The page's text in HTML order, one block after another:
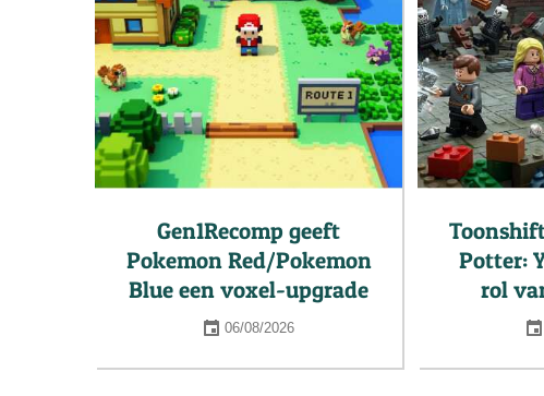
Gen1Recomp geeft
Pokemon Red/Pokemon
Blue een voxel-upgrade
06/08/2026
Potter:
rol